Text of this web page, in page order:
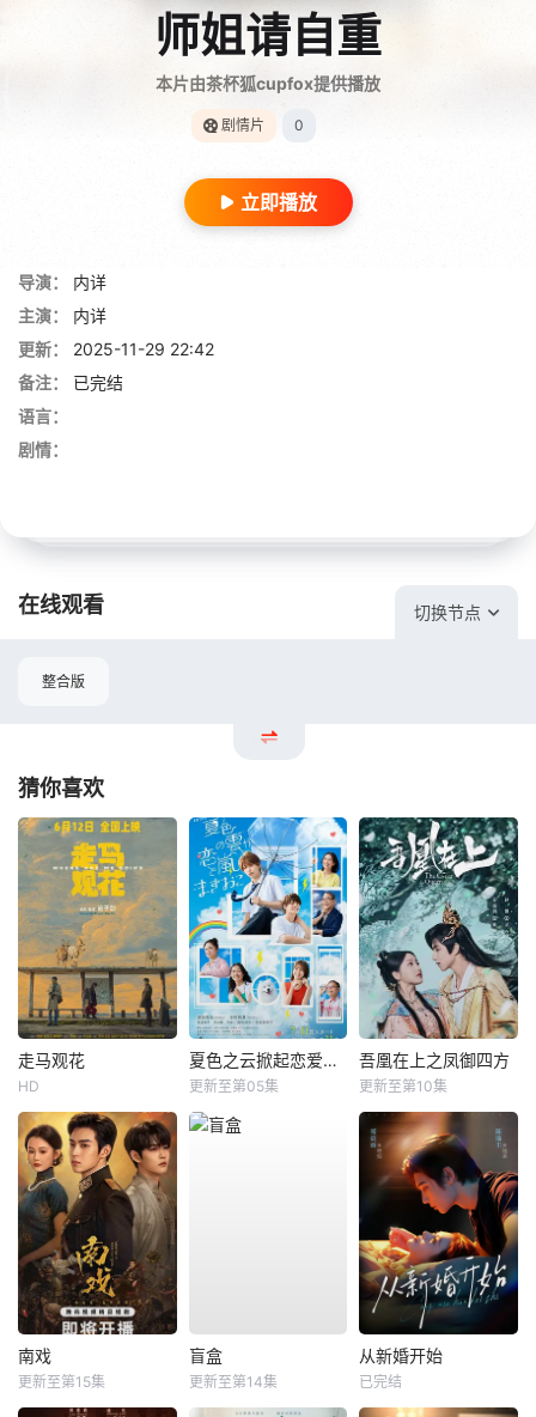
师姐请自重
本片由茶杯狐cupfox提供播放
剧情片 0
立即播放
导演：
内详
主演：
内详
更新：
2025-11-29 22:42
备注：
已完结
语言：
剧情：
在线观看 切换节点
整合版
猜你喜欢
走马观花
HD
夏色之云掀起恋爱与风暴
更新至第05集
吾凰在上之凤御四方
更新至第10集
南戏
更新至第15集
盲盒
更新至第14集
从新婚开始
已完结